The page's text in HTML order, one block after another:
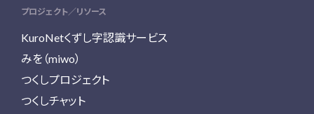
プロジェクト／リソース
KuroNetくずし字認識サービス
みを（miwo）
つくしプロジェクト
つくしチャット